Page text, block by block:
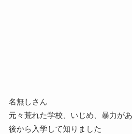
名無しさん
元々荒れた学校、いじめ、暴力が
後から入学して知りました